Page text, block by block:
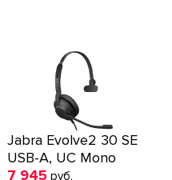
Jabra Evolve2 30 SE
USB-A, UC Mono
7 945 руб.